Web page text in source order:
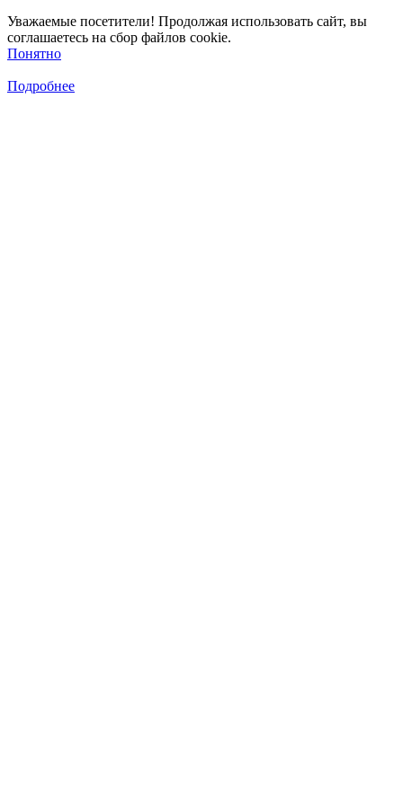
Уважаемые посетители! Продолжая использовать сайт, вы
соглашаетесь на сбор файлов cookie.
Понятно
Подробнее